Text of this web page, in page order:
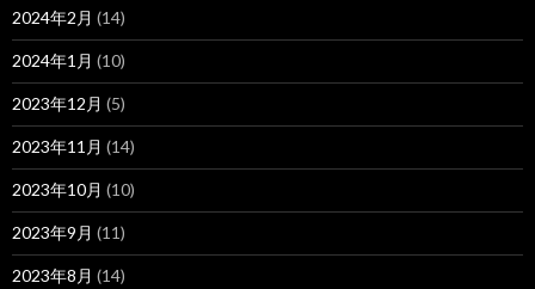
2024年2月 (14)
2024年1月 (10)
2023年12月 (5)
2023年11月 (14)
2023年10月 (10)
2023年9月 (11)
2023年8月 (14)